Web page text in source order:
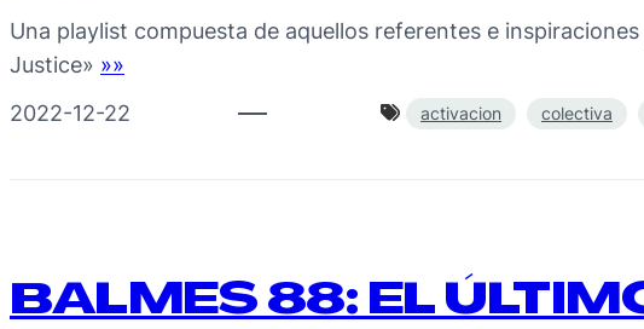
Una playlist compuesta de aquellos referentes e
Justice» »»
2022-12-22
activacion colectiva
BALMES 88: EL